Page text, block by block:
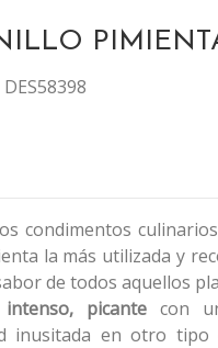
DES58398
condimentos
la más utilizada y
de todos aquellos
picante con
inusitada en otro tipo